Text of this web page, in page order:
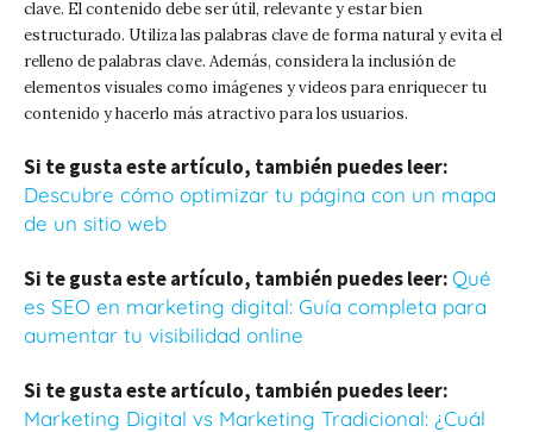
clave. El contenido debe ser útil, relevante y estar bien
estructurado. Utiliza las palabras clave de forma natural y evita el
relleno de palabras clave. Además, considera la inclusión de
elementos visuales como imágenes y videos para enriquecer tu
contenido y hacerlo más atractivo para los usuarios.
Si te gusta este artículo, también puedes leer:
Descubre cómo optimizar tu página con un mapa
de un sitio web
Si te gusta este artículo, también puedes leer:Qué
es SEO en marketing digital: Guía completa para
aumentar tu visibilidad online
Si te gusta este artículo, también puedes leer:
Marketing Digital vs Marketing Tradicional: ¿Cuál